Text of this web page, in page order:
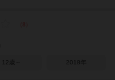
12歳～ 2018年